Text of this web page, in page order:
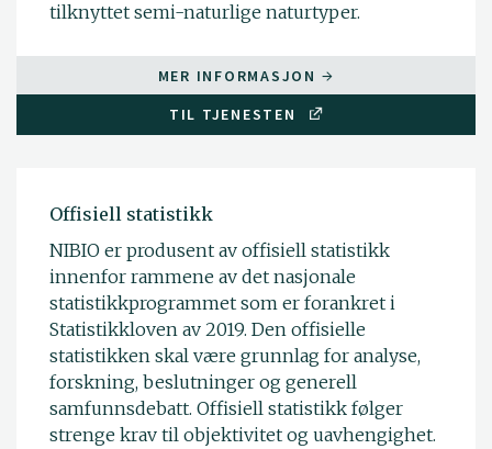
tilknyttet semi-naturlige naturtyper.
MER INFORMASJON
TIL TJENESTEN
Offisiell statistikk
NIBIO er produsent av offisiell statistikk
innenfor rammene av det nasjonale
statistikkprogrammet som er forankret i
Statistikkloven av 2019. Den offisielle
statistikken skal være grunnlag for analyse,
forskning, beslutninger og generell
samfunnsdebatt. Offisiell statistikk følger
strenge krav til objektivitet og uavhengighet.